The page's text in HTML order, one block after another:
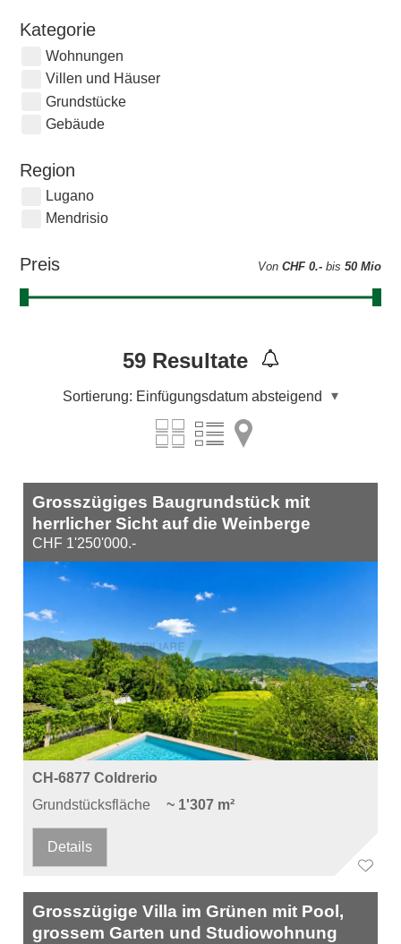
Kategorie
Wohnungen
Villen und Häuser
Grundstücke
Gebäude
Region
Lugano
Mendrisio
Preis Von CHF 0.- bis 50 Mio
59Resultate
Sortierung: Einfügungsdatum absteigend
Grosszügiges Baugrundstück mit
herrlicher Sicht auf die Weinberge
CHF 1'250'000.-
CH-6877 Coldrerio
Grundstücksfläche
~ 1'307 m²
Details
Grosszügige Villa im Grünen mit Pool,
grossem Garten und Studiowohnung